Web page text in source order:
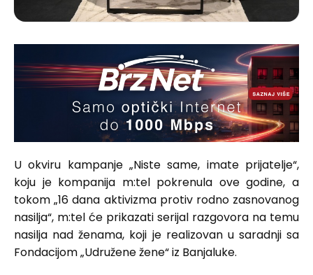
U okviru kampanje „Niste same, imate prijatelje“,
koju je kompanija m:tel pokrenula ove godine, a
tokom „16 dana aktivizma protiv rodno zasnovanog
nasilja“, m:tel će prikazati serijal razgovora na temu
nasilja nad ženama, koji je realizovan u saradnji sa
Fondacijom „Udružene žene“ iz Banjaluke.